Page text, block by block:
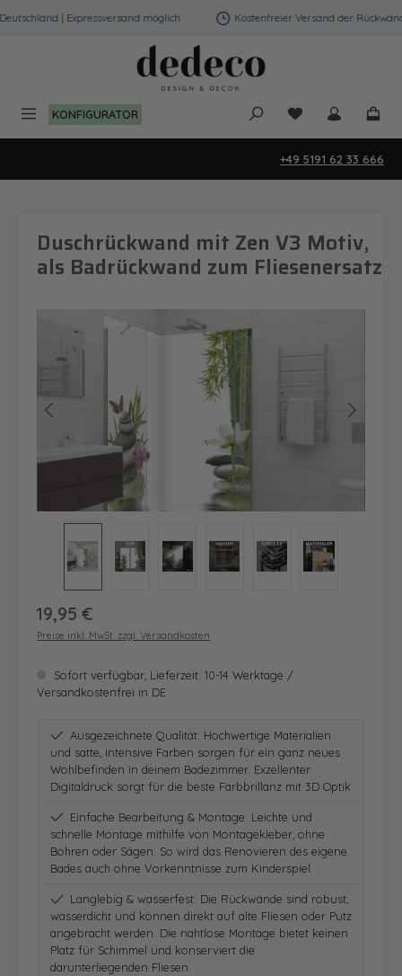
Zum Hauptinhalt springen
| Expressversand möglich Kostenfreier Versand der
KONFIGURATOR Du hast 0
+49 5191 62 33 666
Duschrückwand mit Zen V3 Motiv,
als Badrückwand zum Fliesenersatz
Regulärer Preis:
19,95 €
Preise inkl. MwSt. zzgl. Versandkosten
Sofort verfügbar, Lieferzeit: 10-14 Werktage /
Versandkostenfrei in DE
Ausgezeichnete Qualität: Hochwertige Materialien
und satte, intensive Farben sorgen für ein ganz neues
Wohlbefinden in deinem Badezimmer. Exzellenter
Digitaldruck sorgt für die beste Farbbrillanz mit 3D Optik
Einfache Bearbeitung & Montage: Leichte und
schnelle Montage mithilfe von Montagekleber, ohne
Bohren oder Sägen. So wird das Renovieren des eigene
Bades auch ohne Vorkenntnisse zum Kinderspiel.
Langlebig & wasserfest: Die Rückwände sind robust,
wasserdicht und können direkt auf alte Fliesen oder Putz
angebracht werden. Die nahtlose Montage bietet keinen
Platz für Schimmel und konserviert die
darunterliegenden Fliesen